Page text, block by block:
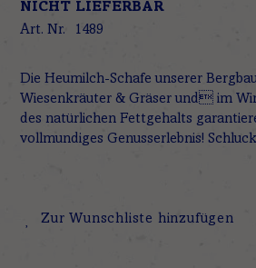
NICHT LIEFERBAR
Art. Nr.
1489
Die Heumilch-Schafe unserer
Wiesenkräuter & Gräser und im
des natürlichen Fettgehalts
vollmundiges Genusserlebnis!
Zur Wunschliste hinzufügen